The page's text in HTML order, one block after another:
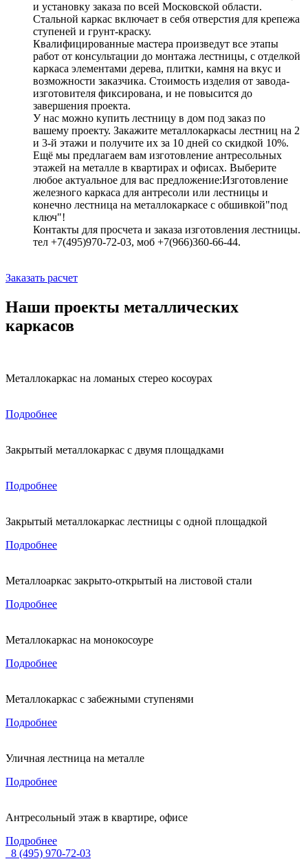
и установку заказа по всей Московской области.
Стальной каркас включает в себя отверстия для крепежа
ступеней и грунт-краску.
Квалифицированные мастера произведут все этапы
работ от консультации до монтажа лестницы, с отделкой
каркаса элементами дерева, плитки, камня на вкус и
возможности заказчика. Стоимость изделия от завода-
изготовителя фиксирована, и не повысится до
завершения проекта.
У нас можно купить лестницу в дом под заказ по
вашему проекту. Закажите металлокаркасы лестниц на 2
и 3-й этажи и получите их за 10 дней со скидкой 10%.
Ещё мы предлагаем вам изготовление антресольных
этажей на металле в квартирах и офисах. Выберите
любое актуальное для вас предложение:Изготовление
железного каркаса для антресоли или лестницы и
конечно лестница на металлокаркасе с обшивкой"под
ключ"!
Контакты для просчета и заказа изготовления лестницы.
тел +7(495)970-72-03, моб +7(966)360-66-44.
Заказать расчет
Наши проекты металлических
каркасов
Металлокаркас на ломаных стерео косоурах
Подробнее
Закрытый металлокаркас с двумя площадками
Подробнее
Закрытый металлокаркас лестницы с одной площадкой
Подробнее
Металлоаркас закрыто-открытый на листовой стали
Подробнее
Металлокаркас на монокосоуре
Подробнее
Металлокаркас с забежными ступенями
Подробнее
Уличная лестница на металле
Подробнее
Антресольный этаж в квартире, офисе
Подробнее
8 (495) 970-72-03